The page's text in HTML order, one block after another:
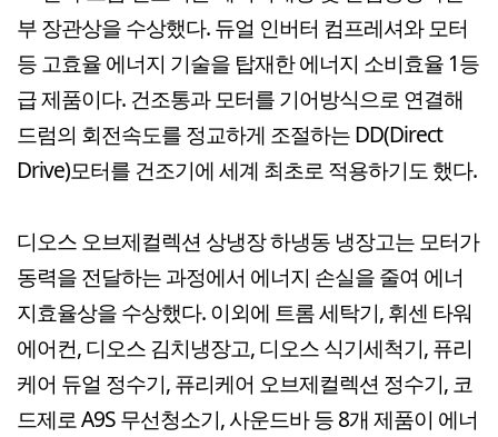
부 장관상을 수상했다. 듀얼 인버터 컴프레셔와 모터
등 고효율 에너지 기술을 탑재한 에너지 소비효율 1등
급 제품이다. 건조통과 모터를 기어방식으로 연결해
드럼의 회전속도를 정교하게 조절하는 DD(Direct
Drive)모터를 건조기에 세계 최초로 적용하기도 했다.
디오스 오브제컬렉션 상냉장 하냉동 냉장고는 모터가
동력을 전달하는 과정에서 에너지 손실을 줄여 에너
지효율상을 수상했다. 이외에 트롬 세탁기, 휘센 타워
에어컨, 디오스 김치냉장고, 디오스 식기세척기, 퓨리
케어 듀얼 정수기, 퓨리케어 오브제컬렉션 정수기, 코
드제로 A9S 무선청소기, 사운드바 등 8개 제품이 에너